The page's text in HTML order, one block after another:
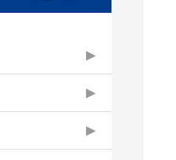
▶
▶
▶